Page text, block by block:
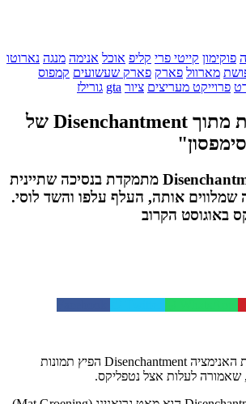
פוקימון קייטי פרי קליפ אוכל אנימה מנגה נארוטו
מארוול פארק פארק שעשועים קמפוס
פרוייקט מעריצים ציור gta גורילז
תמונות ראשונות מתוך Disenchantment של
עלילת הסדרה Disenchantment מתמקדת בנסיכה שתיינית
שמלווים אותה, העלף עלפו והשד לוסי.
באוגוסט הקרוב
ערוץ הטוויטר של סדרת האנימציה Disenchantment הפיץ תמונות
שאמורה לעלות אצל נטפליקס.